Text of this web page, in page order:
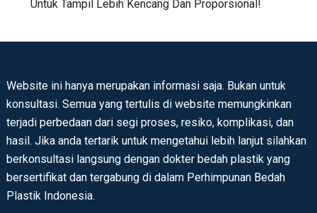
Untuk Tampil Lebih Kencang Dan Proporsional!
Website ini hanya merupakan informasi saja. Bukan untuk
konsultasi. Semua yang tertulis di website memungkinkan
terjadi perbedaan dari segi proses, resiko, komplikasi, dan
hasil. Jika anda tertarik untuk mengetahui lebih lanjut silahkan
berkonsultasi langsung dengan dokter bedah plastik yang
bersertifikat dan tergabung di dalam Perhimpunan Bedah
Plastik Indonesia.